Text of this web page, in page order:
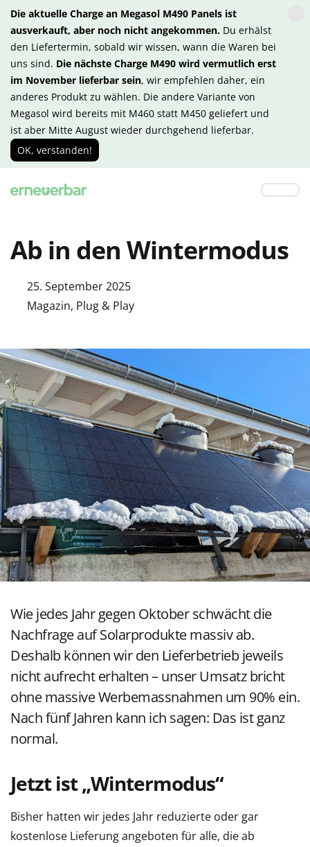
Die aktuelle Charge an Megasol M490 Panels ist
ausverkauft, aber noch nicht angekommen. Du erhälst
den Liefertermin, sobald wir wissen, wann die Waren bei
uns sind. Die nächste Charge M490 wird vermutlich erst
im November lieferbar sein, wir empfehlen daher, ein
anderes Produkt zu wählen. Die andere Variante von
Megasol wird bereits mit M460 statt M450 geliefert und
ist aber Mitte August wieder durchgehend lieferbar.
OK, verstanden!
Ab in den Wintermodus
25. September 2025
Magazin, Plug & Play
Wie jedes Jahr gegen Oktober schwächt die
Nachfrage auf Solarprodukte massiv ab.
Deshalb können wir den Lieferbetrieb jeweils
nicht aufrecht erhalten – unser Umsatz bricht
ohne massive Werbemassnahmen um 90% ein.
Nach fünf Jahren kann ich sagen: Das ist ganz
normal.
Jetzt ist „Wintermodus“
Bisher hatten wir jedes Jahr reduzierte oder gar
kostenlose Lieferung angeboten für alle, die ab